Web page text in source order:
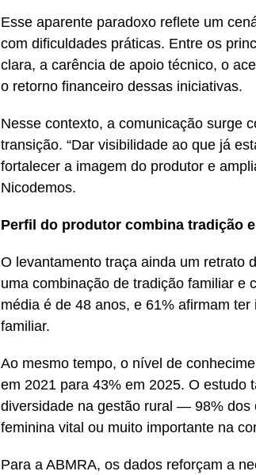
Esse aparente paradoxo reflete um
com dificuldades práticas. Entre os
clara, a carência de apoio técnico, o
o retorno financeiro dessas iniciativas.
Nesse contexto, a comunicação surge
transição. “Dar visibilidade ao que já
fortalecer a imagem do produtor e
Nicodemos.
Perfil do produtor combina tradição
O levantamento traça ainda um retrato
uma combinação de tradição familiar e
média é de 48 anos, e 61% afirmam
familiar.
Ao mesmo tempo, o nível de
em 2021 para 43% em 2025. O estudo
diversidade na gestão rural — 98% dos
feminina vital ou muito importante na
Para a ABMRA, os dados reforçam a